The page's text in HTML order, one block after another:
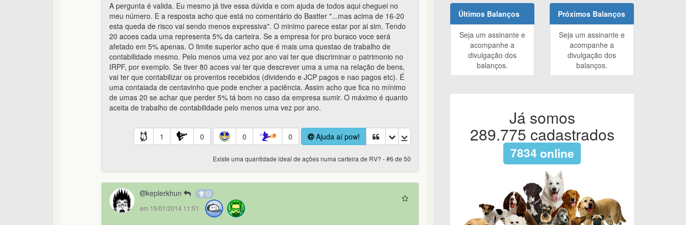
A pergunta é valida. Eu mesmo já tive essa dúvida e com ajuda de todos aqui cheguei no
meu número. E a resposta acho que está no comentário do Bastter "...mas acima de 16-20
esta queda de risco vai sendo menos expressiva". O minimo parece estar por ai sim. Tendo
20 acoes cada uma representa 5% da carteira. Se a empresa for pro buraco voce será
afetado em 5% apenas. O limite superior acho que é mais uma questao de trabalho de
contabilidade mesmo. Pelo menos uma vez por ano vai ter que discriminar o patrimonio no
IRPF, por exemplo. Se tiver 80 acoes vai ter que descrever uma a uma na relação de bens,
vai ter que contabilizar os proventos recebidos (dividendo e JCP pagos e nao pagos etc). É
uma contaiada de centavinho que pode encher a paciência. Assim acho que fica no mínimo
de umas 20 se achar que perder 5% tá bom no caso da empresa sumir. O máximo é quanto
aceita de trabalho de contabilidade pelo menos uma vez por ano.
1 0 0 0 Ajuda aí pow!
Existe uma quantidade ideal de ações numa carteira de RV? - #6 de 50
keplerkhun
em 15/01/2014 11:51
Últimos Balanços
Seja um assinante e
acompanhe a
divulgação dos
balanços.
Próximos Balanços
Seja um assinante e
acompanhe a
divulgação dos
balanços.
Já somos
289.775 cadastrados
7834 online